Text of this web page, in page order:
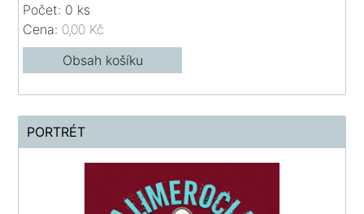
Počet: 0 ks
Cena: 0,00 Kč
Obsah košíku
PORTRÉT